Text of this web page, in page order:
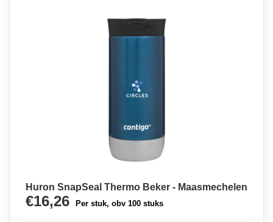
Huron SnapSeal Thermo Beker - Maasmechelen
€16,26 Per stuk, obv 100 stuks